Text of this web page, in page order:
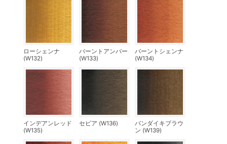
ローシェンナ
(W132)
バーントアンバー
(W133)
バーントシェンナ
(W134)
インデアンレッド
(W135)
セピア (W136)
バンダイキブラウ
ン (W139)